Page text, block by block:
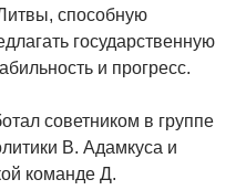
способную
государственную
и прогресс.
советником в группе
В. Адамкуса и
команде Д.